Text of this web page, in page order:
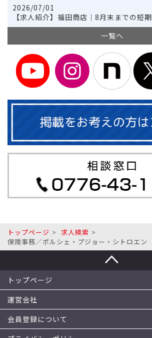
2026/07/01
【求人紹介】福田商店｜8月末までの短期
一覧へ
トップページ
求人検索
保険事務／ポルシェ・プジョー・シトロエン
トップページ
運営会社
会員登録について